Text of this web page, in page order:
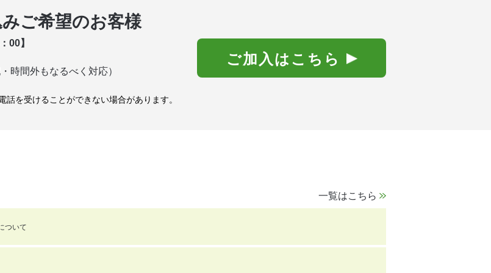
ご希望のお客様
00】
・時間外もなるべく対応）
を受けることができない場合があります。
ご加入はこちら
ついて
一覧はこちら